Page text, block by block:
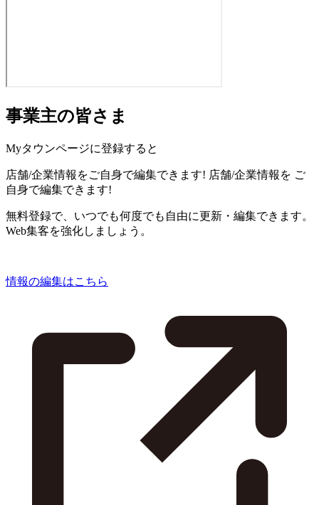
事業主の皆さま
Myタウンページに登録すると
店舗/企業情報をご自身で編集できます! 店舗/企業情報を ご
自身で編集できます!
無料登録で、いつでも何度でも自由に更新・編集できます。
Web集客を強化しましょう。
情報の編集はこちら